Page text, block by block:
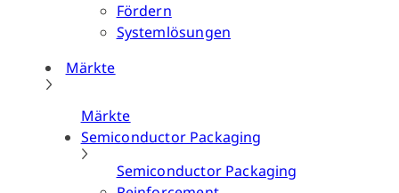
Fördern
Systemlösungen
Märkte
Märkte
Semiconductor Packaging
Semiconductor Packaging